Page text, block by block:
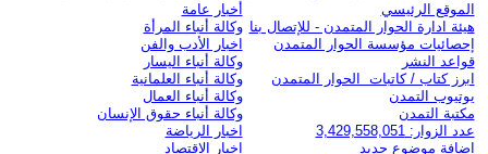
الموقع الرئيسي
هيئة ادارة الحوار المتمدن - للإتصال بنا
إحصائيات مؤسسة الحوار المتمدن
قواعد النشر
ابرز كتاب / كاتبات الحوار المتمدن
يوتيوب التمدن
مكتبة التمدن
عدد الزوار: 3,429,558,051
اضافة موضوع جديد
أخبار عامة
وكالة أنباء المرأة
اخبار الأدب والفن
وكالة أنباء اليسار
وكالة أنباء العلمانية
وكالة أنباء العمال
وكالة أنباء حقوق الإنسان
اخبار الرياضة
اخبار الاقتصاد